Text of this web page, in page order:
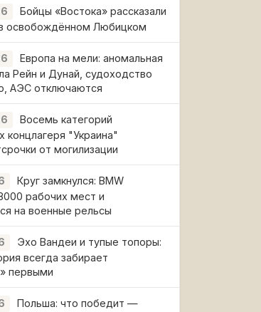
Бойцы «Востока» рассказали
освобождённом Любицком
Европа на мели: аномальная
Рейн и Дунай, судоходство
АЭС отключаются
Восемь категорий
концлагеря "Украина"
от могилизации
Круг замкнулся: BMW
рабочих мест и
на военные рельсы
Эхо Вандеи и тупые топоры:
всегда забирает
первыми
Польша: что победит —